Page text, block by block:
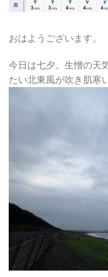
おはようございます。
今日は七夕。生憎の天
たい北東風が吹き肌寒